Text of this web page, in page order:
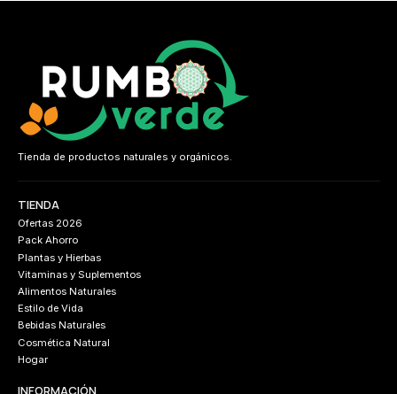
Tienda de productos naturales y orgánicos.
TIENDA
Ofertas 2026
Pack Ahorro
Plantas y Hierbas
Vitaminas y Suplementos
Alimentos Naturales
Estilo de Vida
Bebidas Naturales
Cosmética Natural
Hogar
INFORMACIÓN